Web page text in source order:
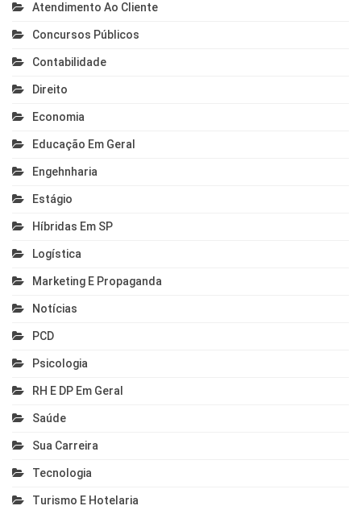
Atendimento Ao Cliente
Concursos Públicos
Contabilidade
Direito
Economia
Educação Em Geral
Engehnharia
Estágio
Híbridas Em SP
Logística
Marketing E Propaganda
Notícias
PCD
Psicologia
RH E DP Em Geral
Saúde
Sua Carreira
Tecnologia
Turismo E Hotelaria